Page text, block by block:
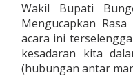
r
a
h
m
i
D
Wakil Bupati
Mengucapkan
acara ini
kesadaran kita
(hubungan antar